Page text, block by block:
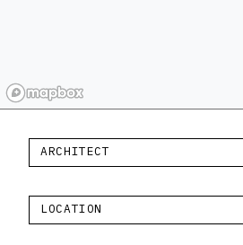
ARCHITECT
LOCATION